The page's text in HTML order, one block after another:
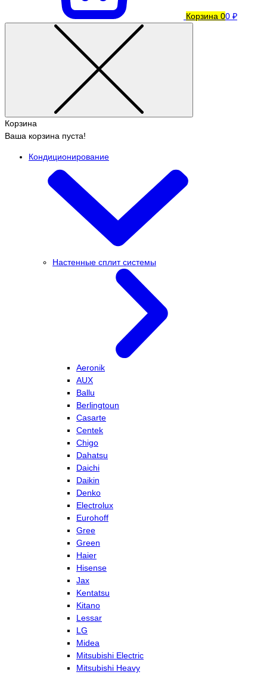
Корзина 00 ₽
Корзина
Ваша корзина пуста!
Кондиционирование
Настенные сплит системы
Aeronik
AUX
Ballu
Berlingtoun
Casarte
Centek
Chigo
Dahatsu
Daichi
Daikin
Denko
Electrolux
Eurohoff
Gree
Green
Haier
Hisense
Jax
Kentatsu
Kitano
Lessar
LG
Midea
Mitsubishi Electric
Mitsubishi Heavy